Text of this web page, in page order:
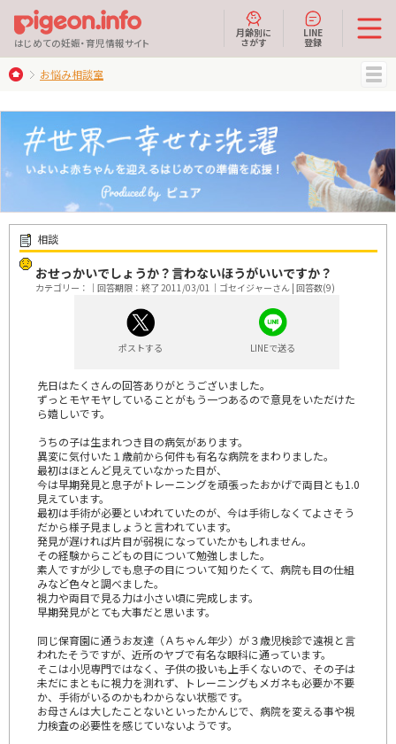
はじめての妊娠・育児情報サイト
月齢別に
さがす
LINE
登録
お悩み相談室
相談
おせっかいでしょうか？言わないほうがいいですか？
カテゴリー：｜回答期限：終了 2011/03/01｜ゴセイジャーさん | 回答数(9)
ポストする LINEで送る
先日はたくさんの回答ありがとうございました。
ずっとモヤモヤしていることがもう一つあるので意見をいただけた
ら嬉しいです。
うちの子は生まれつき目の病気があります。
異変に気付いた１歳前から何件も有名な病院をまわりました。
最初はほとんど見えていなかった目が、
今は早期発見と息子がトレーニングを頑張ったおかげで両目とも1.0
見えています。
最初は手術が必要といわれていたのが、今は手術しなくてよさそう
だから様子見ましょうと言われています。
発見が遅ければ片目が弱視になっていたかもしれません。
その経験からこどもの目について勉強しました。
素人ですが少しでも息子の目について知りたくて、病院も目の仕組
みなど色々と調べました。
視力や両目で見る力は小さい頃に完成します。
早期発見がとても大事だと思います。
同じ保育園に通うお友達（Ａちゃん年少）が３歳児検診で遠視と言
われたそうですが、近所のヤブで有名な眼科に通っています。
そこは小児専門ではなく、子供の扱いも上手くないので、その子は
未だにまともに視力を測れず、トレーニングもメガネも必要か不要
か、手術がいるのかもわからない状態です。
お母さんは大したことないといったかんじで、病院を変える事や視
力検査の必要性を感じていないようです。